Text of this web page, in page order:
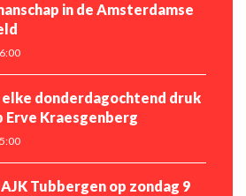
in de Amsterdamse
donderdagochtend druk
Erve Kraesgenberg
Tubbergen op zondag 9